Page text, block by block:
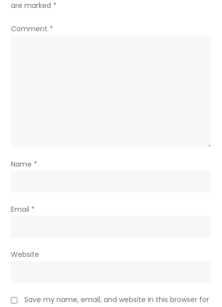
are marked *
Comment *
Name *
Email *
Website
Save my name, email, and website in this browser for